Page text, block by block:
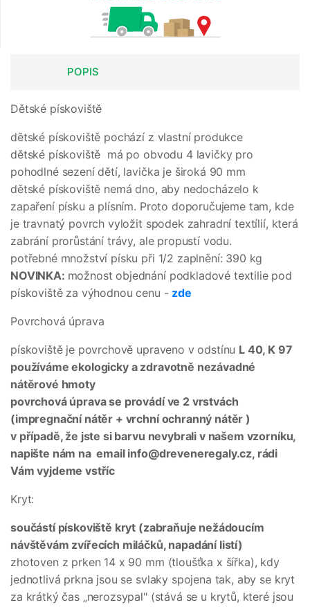
POPIS
Dětské pískoviště
dětské pískoviště pochází z vlastní produkce
dětské pískoviště má po obvodu 4 lavičky pro
pohodlné sezení dětí, lavička je široká 90 mm
dětské pískoviště nemá dno, aby nedocházelo k
zapaření písku a plísním. Proto doporučujeme tam, kde
je travnatý povrch vyložit spodek zahradní textílií, která
zabrání prorůstání trávy, ale propustí vodu.
potřebné množství písku při 1/2 zaplnění: 390 kg
NOVINKA: možnost objednání podkladové textilie pod
pískoviště za výhodnou cenu - zde
Povrchová úprava
pískoviště je povrchově upraveno v odstínu L 40, K 97
používáme ekologicky a zdravotně nezávadné
nátěrové hmoty
povrchová úprava se provádí ve 2 vrstvách
(impregnační nátěr + vrchní ochranný nátěr )
v případě, že jste si barvu nevybrali v našem vzorníku,
napište nám na email info@dreveneregaly.cz, rádi
Vám vyjdeme vstříc
Kryt:
součástí pískoviště kryt (zabraňuje nežádoucím
návštěvám zvířecích miláčků, napadání listí)
zhotoven z prken 14 x 90 mm (tloušťka x šířka), kdy
jednotlivá prkna jsou se svlaky spojena tak, aby se kryt
za krátký čas „nerozsypal" (stává se u krytů, které jsou